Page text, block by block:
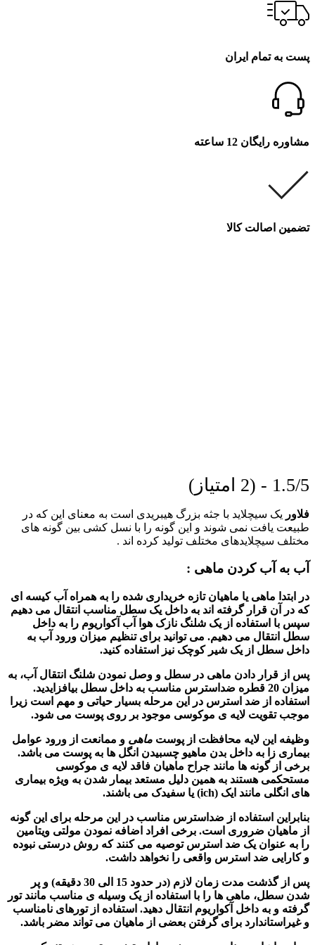
پست به تمام ایران
مشاوره رایگان 12 ساعته
تضمین اصالت کالا
1.5/5 - (2 امتیاز)
فلاور یک سیچلاید با جثه بزرگ هیبریدی است به معنای این که در
طبیعت یافت نمی شوند و این گونه را با نسل کشی بین گونه های
مختلف سیچلایدهای مختلف تولید کرده اند .
آب به آب کردن ماهی :
در ابتدا ماهی یا ماهیان تازه خریداری شده را به همراه آب کیسه ای
که در آن قرار گرفته اند به داخل یک سطل مناسب انتقال می دهیم
سپس با استفاده از یک شلنگ نازک هوا آب آکواریوم را به داخل
سطل انتقال می دهیم. می توانید برای تنظیم میزان ورود آب به
داخل سطل از یک شیر کوچک نیز استفاده کنید.
پس از قرار دادن ماهی در سطل و وصل نمودن شلنگ انتقال آب، به
میزان 20 قطره ضداسترس مناسب به داخل سطل بیافزایدید.
استفاده از ضد استرس در این مرحله بسیار حیاتی و مهم است زیرا
موجب تقویت لایه ی موکوسی موجود بر روی پوست می شود.
وظیفه این لایه محافظت از پوست ماهی و ممانعت از ورود عوامل
بیماری زا به داخل بدن ماهیو چسبیدن انگل ها به پوست می باشد.
برخی از گونه ها مانند جراح ماهیان فاقد لایه ی موکوسی
مستحکمی هستند به همین دلیل مستعد بیمار شدن به ویژه بیماری
های انگلی مانند ایک (ich) یا سفیدک می باشند.
بنابراین استفاده از ضداسترس مناسب در این مرحله برای این گونه
از ماهیان ضروری است. برخی افراد اضافه نمودن مولتی ویتامین
را به عنوان یک ضد استرس توصیه می کنند که روش درستی نبوده
و کارایی ضد استرس واقعی را نخواهد داشت.
پس از گذشت مدت زمان لازم (در حدود 15 الی 30 دقیقه) و پر
شدن سطل، ماهی ها را با استفاده از یک وسیله ی مناسب مانند تور
گرفته و به داخل آکواریوم انتقال دهید. استفاده از تورهای نامناسب
و غیراستاندارد برای گرفتن بعضی از ماهیان می تواند مضر باشد.